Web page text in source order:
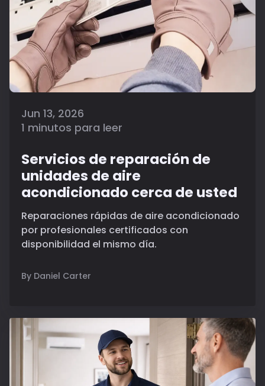
Jun 13, 2026
1 minutos para leer
Servicios de reparación de
unidades de aire
acondicionado cerca de usted
Reparaciones rápidas de aire acondicionado
por profesionales certificados con
disponibilidad el mismo día.
By Daniel Carter